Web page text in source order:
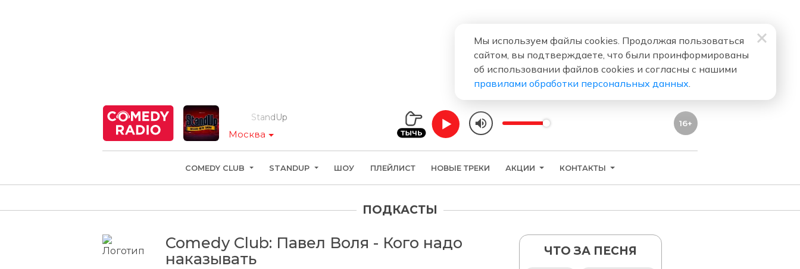
Москва
StandUp
16+
COMEDY CLUB STANDUP ШОУ ПЛЕЙЛИСТ НОВЫЕ ТРЕКИ АКЦИИ КОНТАКТЫ
ПОДКАСТЫ
Comedy Club: Павел Воля - Кого надо
наказывать
ЧТО ЗА ПЕСНЯ
Мы используем файлы cookies. Продолжая пользоваться
сайтом, вы подтверждаете, что были проинформированы
об использовании файлов cookies и согласны с нашими
правилами обработки персональных данных.